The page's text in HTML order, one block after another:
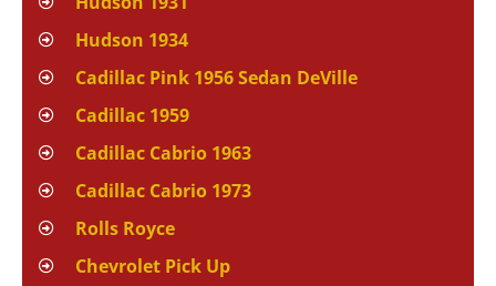
Hudson 1934
Cadillac Pink 1956 Sedan DeVille
Cadillac 1959
Cadillac Cabrio 1963
Cadillac Cabrio 1973
Rolls Royce
Chevrolet Pick Up